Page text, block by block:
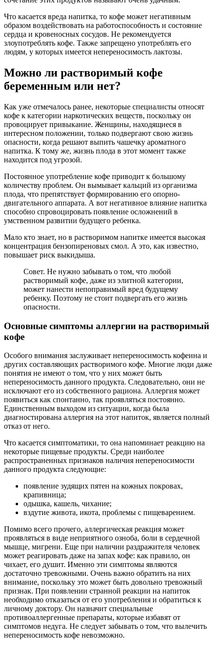
Что касается вреда напитка, то кофе может негативным
образом воздействовать на работоспособность и состояние
сердца и кровеносных сосудов. Не рекомендуется
злоупотреблять кофе. Также запрещено употреблять его
людям, у которых имеется непереносимость лактозы.
Можно ли растворимый кофе
беременным или нет?
Как уже отмечалось ранее, некоторые специалисты относят
кофе к категории наркотических веществ, поскольку он
провоцирует привыкание. Женщины, находящиеся в
интересном положении, только подвергают свою жизнь
опасности, когда решают выпить чашечку ароматного
напитка. К тому же, жизнь плода в этот момент также
находится под угрозой.
Постоянное употребление кофе приводит к большому
количеству проблем. Он вымывает кальций из организма
плода, что препятствует формированию его опорно-
двигательного аппарата. А вот негативное влияние напитка
способно спровоцировать появление осложнений в
умственном развитии будущего ребенка.
Мало кто знает, но в растворимом напитке имеется высокая
концентрация бензопиреновых смол. А это, как известно,
повышает риск выкидыша.
Совет. Не нужно забывать о том, что любой
растворимый кофе, даже из элитной категории,
может нанести непоправимый вред будущему
ребенку. Поэтому не стоит подвергать его жизнь
опасности.
Основные симптомы аллергии на растворимый
кофе
Особого внимания заслуживает непереносимость кофеина и
других составляющих растворимого кофе. Многие люди даже
понятия не имеют о том, что у них может быть
непереносимость данного продукта. Следовательно, они не
исключают его из собственного рациона. Аллергия может
появиться как спонтанно, так проявляться постоянно.
Единственным выходом из ситуации, когда была
диагностирована аллергия на этот напиток, является полный
отказ от него.
Что касается симптоматики, то она напоминает реакцию на
некоторые пищевые продукты. Среди наиболее
распространенных признаков наличия непереносимости
данного продукта следующие:
появление зудящих пятен на кожных покровах,
крапивница;
одышка, кашель, чихание;
вздутие живота, икота, проблемы с пищеварением.
Помимо всего прочего, аллергическая реакция может
проявляться в виде неприятного озноба, боли в сердечной
мышце, мигрени. Еще при наличии раздражителя человек
может реагировать даже на запах кофе: как правило, он
чихает, его душит. Именно эти симптомы являются
достаточно тревожными. Очень важно обратить на них
внимание, поскольку это может быть довольно тревожный
признак. При появлении странной реакции на напиток
необходимо отказаться от его употребления и обратиться к
личному доктору. Он назначит специальные
противоаллергенные препараты, которые избавят от
симптомов недуга. Не следует забывать о том, что вылечить
непереносимость кофе невозможно.